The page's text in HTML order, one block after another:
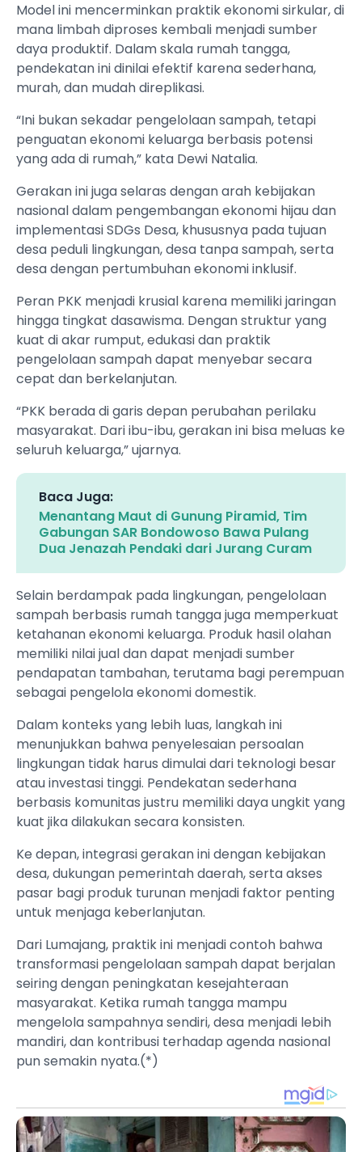
Model ini mencerminkan praktik ekonomi sirkular, di
mana limbah diproses kembali menjadi sumber
daya produktif. Dalam skala rumah tangga,
pendekatan ini dinilai efektif karena sederhana,
murah, dan mudah direplikasi.
“Ini bukan sekadar pengelolaan sampah, tetapi
penguatan ekonomi keluarga berbasis potensi
yang ada di rumah,” kata Dewi Natalia.
Gerakan ini juga selaras dengan arah kebijakan
nasional dalam pengembangan ekonomi hijau dan
implementasi SDGs Desa, khususnya pada tujuan
desa peduli lingkungan, desa tanpa sampah, serta
desa dengan pertumbuhan ekonomi inklusif.
Peran PKK menjadi krusial karena memiliki jaringan
hingga tingkat dasawisma. Dengan struktur yang
kuat di akar rumput, edukasi dan praktik
pengelolaan sampah dapat menyebar secara
cepat dan berkelanjutan.
“PKK berada di garis depan perubahan perilaku
masyarakat. Dari ibu-ibu, gerakan ini bisa meluas ke
seluruh keluarga,” ujarnya.
Baca Juga:
Menantang Maut di Gunung Piramid, Tim
Gabungan SAR Bondowoso Bawa Pulang
Dua Jenazah Pendaki dari Jurang Curam
Selain berdampak pada lingkungan, pengelolaan
sampah berbasis rumah tangga juga memperkuat
ketahanan ekonomi keluarga. Produk hasil olahan
memiliki nilai jual dan dapat menjadi sumber
pendapatan tambahan, terutama bagi perempuan
sebagai pengelola ekonomi domestik.
Dalam konteks yang lebih luas, langkah ini
menunjukkan bahwa penyelesaian persoalan
lingkungan tidak harus dimulai dari teknologi besar
atau investasi tinggi. Pendekatan sederhana
berbasis komunitas justru memiliki daya ungkit yang
kuat jika dilakukan secara konsisten.
Ke depan, integrasi gerakan ini dengan kebijakan
desa, dukungan pemerintah daerah, serta akses
pasar bagi produk turunan menjadi faktor penting
untuk menjaga keberlanjutan.
Dari Lumajang, praktik ini menjadi contoh bahwa
transformasi pengelolaan sampah dapat berjalan
seiring dengan peningkatan kesejahteraan
masyarakat. Ketika rumah tangga mampu
mengelola sampahnya sendiri, desa menjadi lebih
mandiri, dan kontribusi terhadap agenda nasional
pun semakin nyata.(*)